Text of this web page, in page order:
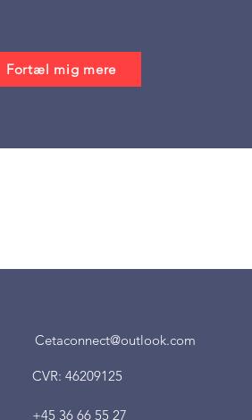
Fortæl mig mere
Cetaconnect@outlook.com
CVR: 46209125
+45 36 66 55 27